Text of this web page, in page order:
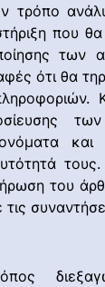
τρόπο
που
των
ότι θα
και
του